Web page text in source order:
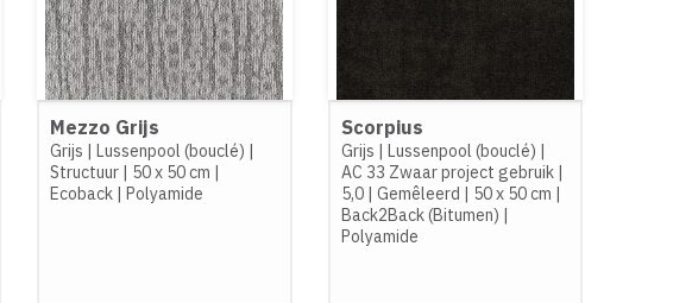
Mezzo Grijs
Grijs |Lussenpool (bouclé) |
Structuur | 50 x 50 cm |
Ecoback |Polyamide
Scorpius
Grijs | Lussenpool (bouclé) |
AC 33 Zwaar project gebruik|
5,0| Gemêleerd | 50 x 50 cm |
Back2Back (Bitumen) |
Polyamide